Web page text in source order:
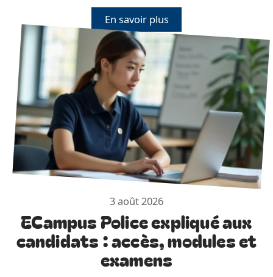
En savoir plus
3 août 2026
ECampus Police expliqué aux
candidats : accès, modules et
examens